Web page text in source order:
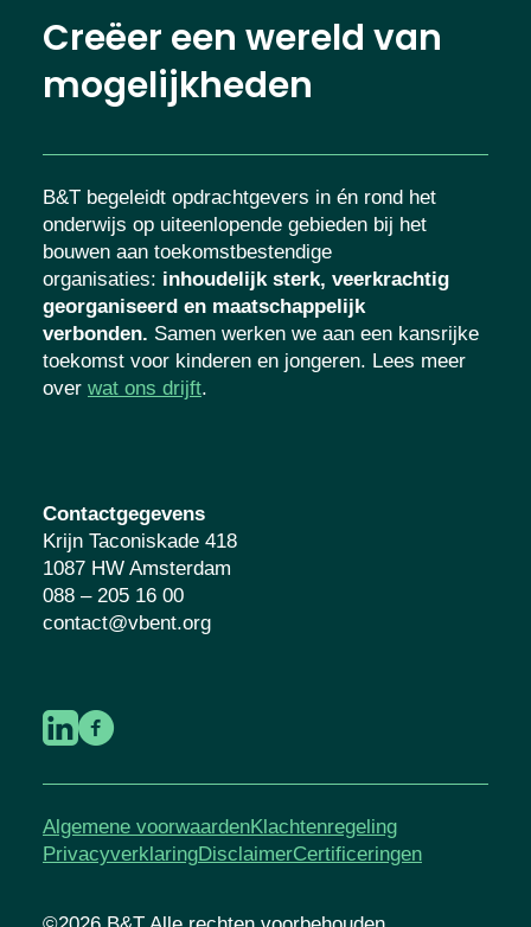
Creëer een wereld van
mogelijkheden
B&T begeleidt opdrachtgevers in én rond het
onderwijs op uiteenlopende gebieden bij het
bouwen aan toekomstbestendige
organisaties: inhoudelijk sterk, veerkrachtig
georganiseerd en maatschappelijk
verbonden. Samen werken we aan een kansrijke
toekomst voor kinderen en jongeren. Lees meer
over wat ons drijft.
Contactgegevens
Krijn Taconiskade 418
1087 HW Amsterdam
088 – 205 16 00
contact@vbent.org
Algemene voorwaardenKlachtenregeling
PrivacyverklaringDisclaimerCertificeringen